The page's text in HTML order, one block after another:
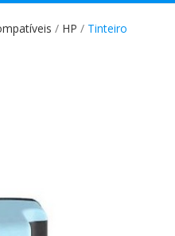
HP
Tinteiro